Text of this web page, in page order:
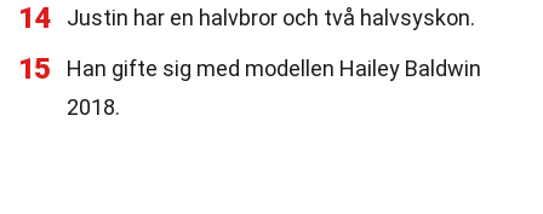
14 Justin har en halvbror och två halvsyskon.
15
Han gifte sig med modellen Hailey Baldwin
2018.